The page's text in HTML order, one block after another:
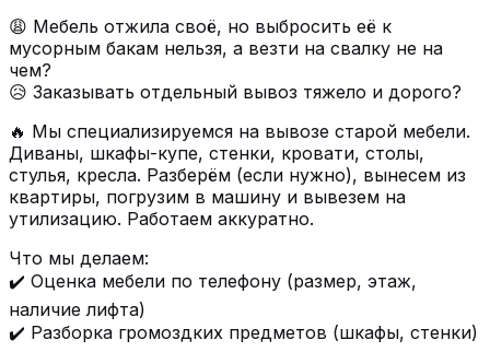
😩 Мебель отжила своё, но выбросить её к
мусорным бакам нельзя, а везти на свалку не на
чем?
😥 Заказывать отдельный вывоз тяжело и дорого?
🔥 Мы специализируемся на вывозе старой мебели.
Диваны, шкафы-купе, стенки, кровати, столы,
стулья, кресла. Разберём (если нужно), вынесем из
квартиры, погрузим в машину и вывезем на
утилизацию. Работаем аккуратно.
Что мы делаем:
✔️ Оценка мебели по телефону (размер, этаж,
наличие лифта)
✔️ Разборка громоздких предметов (шкафы, стенки)